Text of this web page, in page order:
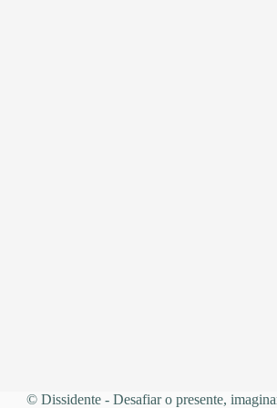
© Dissidente - Desafiar o presente,